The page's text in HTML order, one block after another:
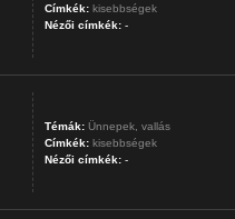
Címkék: kisebbségek
Nézői címkék:-
Témák: Ünnepek, vallás
Címkék: kisebbségek
Nézői címkék:-